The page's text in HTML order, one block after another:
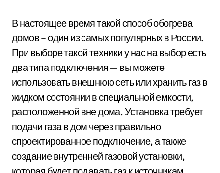
В настоящее время такой способ обогрева
домов – один из самых популярных в России.
При выборе такой техники у нас на выбор есть
два типа подключения — вы можете
использовать внешнюю сеть или хранить газ в
жидком состоянии в специальной емкости,
расположенной вне дома. Установка требует
подачи газа в дом через правильно
спроектированное подключение, а также
создание внутренней газовой установки,